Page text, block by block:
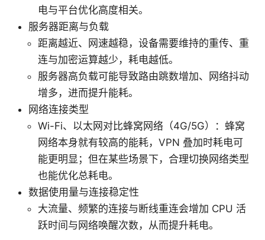
电与平台优化高度相关。
服务器距离与负载
距离越近、网速越稳，设备需要维持的重传、重
连与加密运算越少，耗电越低。
服务器高负载可能导致路由跳数增加、网络抖动
增多，进而提升能耗。
网络连接类型
Wi-Fi、以太网对比蜂窝网络（4G/5G）：蜂窝
网络本身就有较高的能耗，VPN 叠加时耗电可
能更明显；但在某些场景下，合理切换网络类型
也能优化总耗电。
数据使用量与连接稳定性
大流量、频繁的连接与断线重连会增加 CPU 活
跃时间与网络唤醒次数，从而提升耗电。